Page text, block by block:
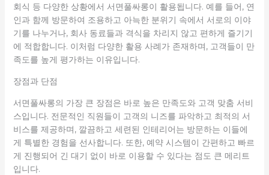
회식 등 다양한 상황에서 서면풀싸롱이 활용됩니다. 예를 들어, 연
인과 함께 방문하여 조용하고 아늑한 분위기 속에서 서로의 이야
기를 나누거나, 회사 동료들과 격식을 차리지 않고 편하게 즐기기
에 적합합니다. 이처럼 다양한 활용 사례가 존재하며, 고객들이 만
족도를 높게 평가하는 이유입니다.
장점과 단점
서면풀싸롱의 가장 큰 장점은 바로 높은 만족도와 고객 맞춤 서비
스입니다. 전문적인 직원들이 고객의 니즈를 파악하고 최적의 서
비스를 제공하며, 깔끔하고 세련된 인테리어는 방문하는 이들에
게 특별한 경험을 선사합니다. 또한, 예약 시스템이 간편하고 빠르
게 진행되어 긴 대기 없이 바로 이용할 수 있다는 점도 큰 메리트
입니다.